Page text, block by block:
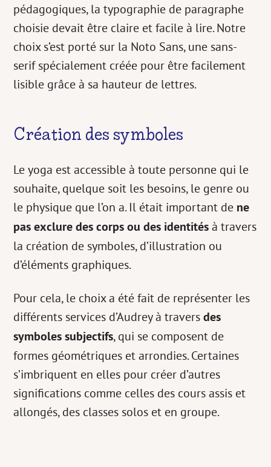
pédagogiques, la typographie de paragraphe
choisie devait être claire et facile à lire. Notre
choix s’est porté sur la Noto Sans, une sans-
serif spécialement créée pour être facilement
lisible grâce à sa hauteur de lettres.
Création des symboles
Le yoga est accessible à toute personne qui le
souhaite, quelque soit les besoins, le genre ou
le physique que l’on a. Il était important de ne
pas exclure des corps ou des identités à travers
la création de symboles, d’illustration ou
d’éléments graphiques.
Pour cela, le choix a été fait de représenter les
différents services d’Audrey à traversdes
symboles subjectifs, qui se composent de
formes géométriques et arrondies. Certaines
s’imbriquent en elles pour créer d’autres
significations comme celles des cours assis et
allongés, des classes solos et en groupe.